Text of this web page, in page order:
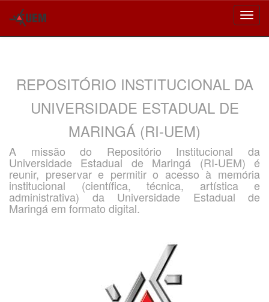
REPOSITÓRIO INSTITUCIONAL DA
UNIVERSIDADE ESTADUAL DE
MARINGÁ (RI-UEM)
A missão do Repositório Institucional da
Universidade Estadual de Maringá (RI-UEM) é
reunir, preservar e permitir o acesso à memória
institucional (científica, técnica, artística e
administrativa) da Universidade Estadual de
Maringá em formato digital.